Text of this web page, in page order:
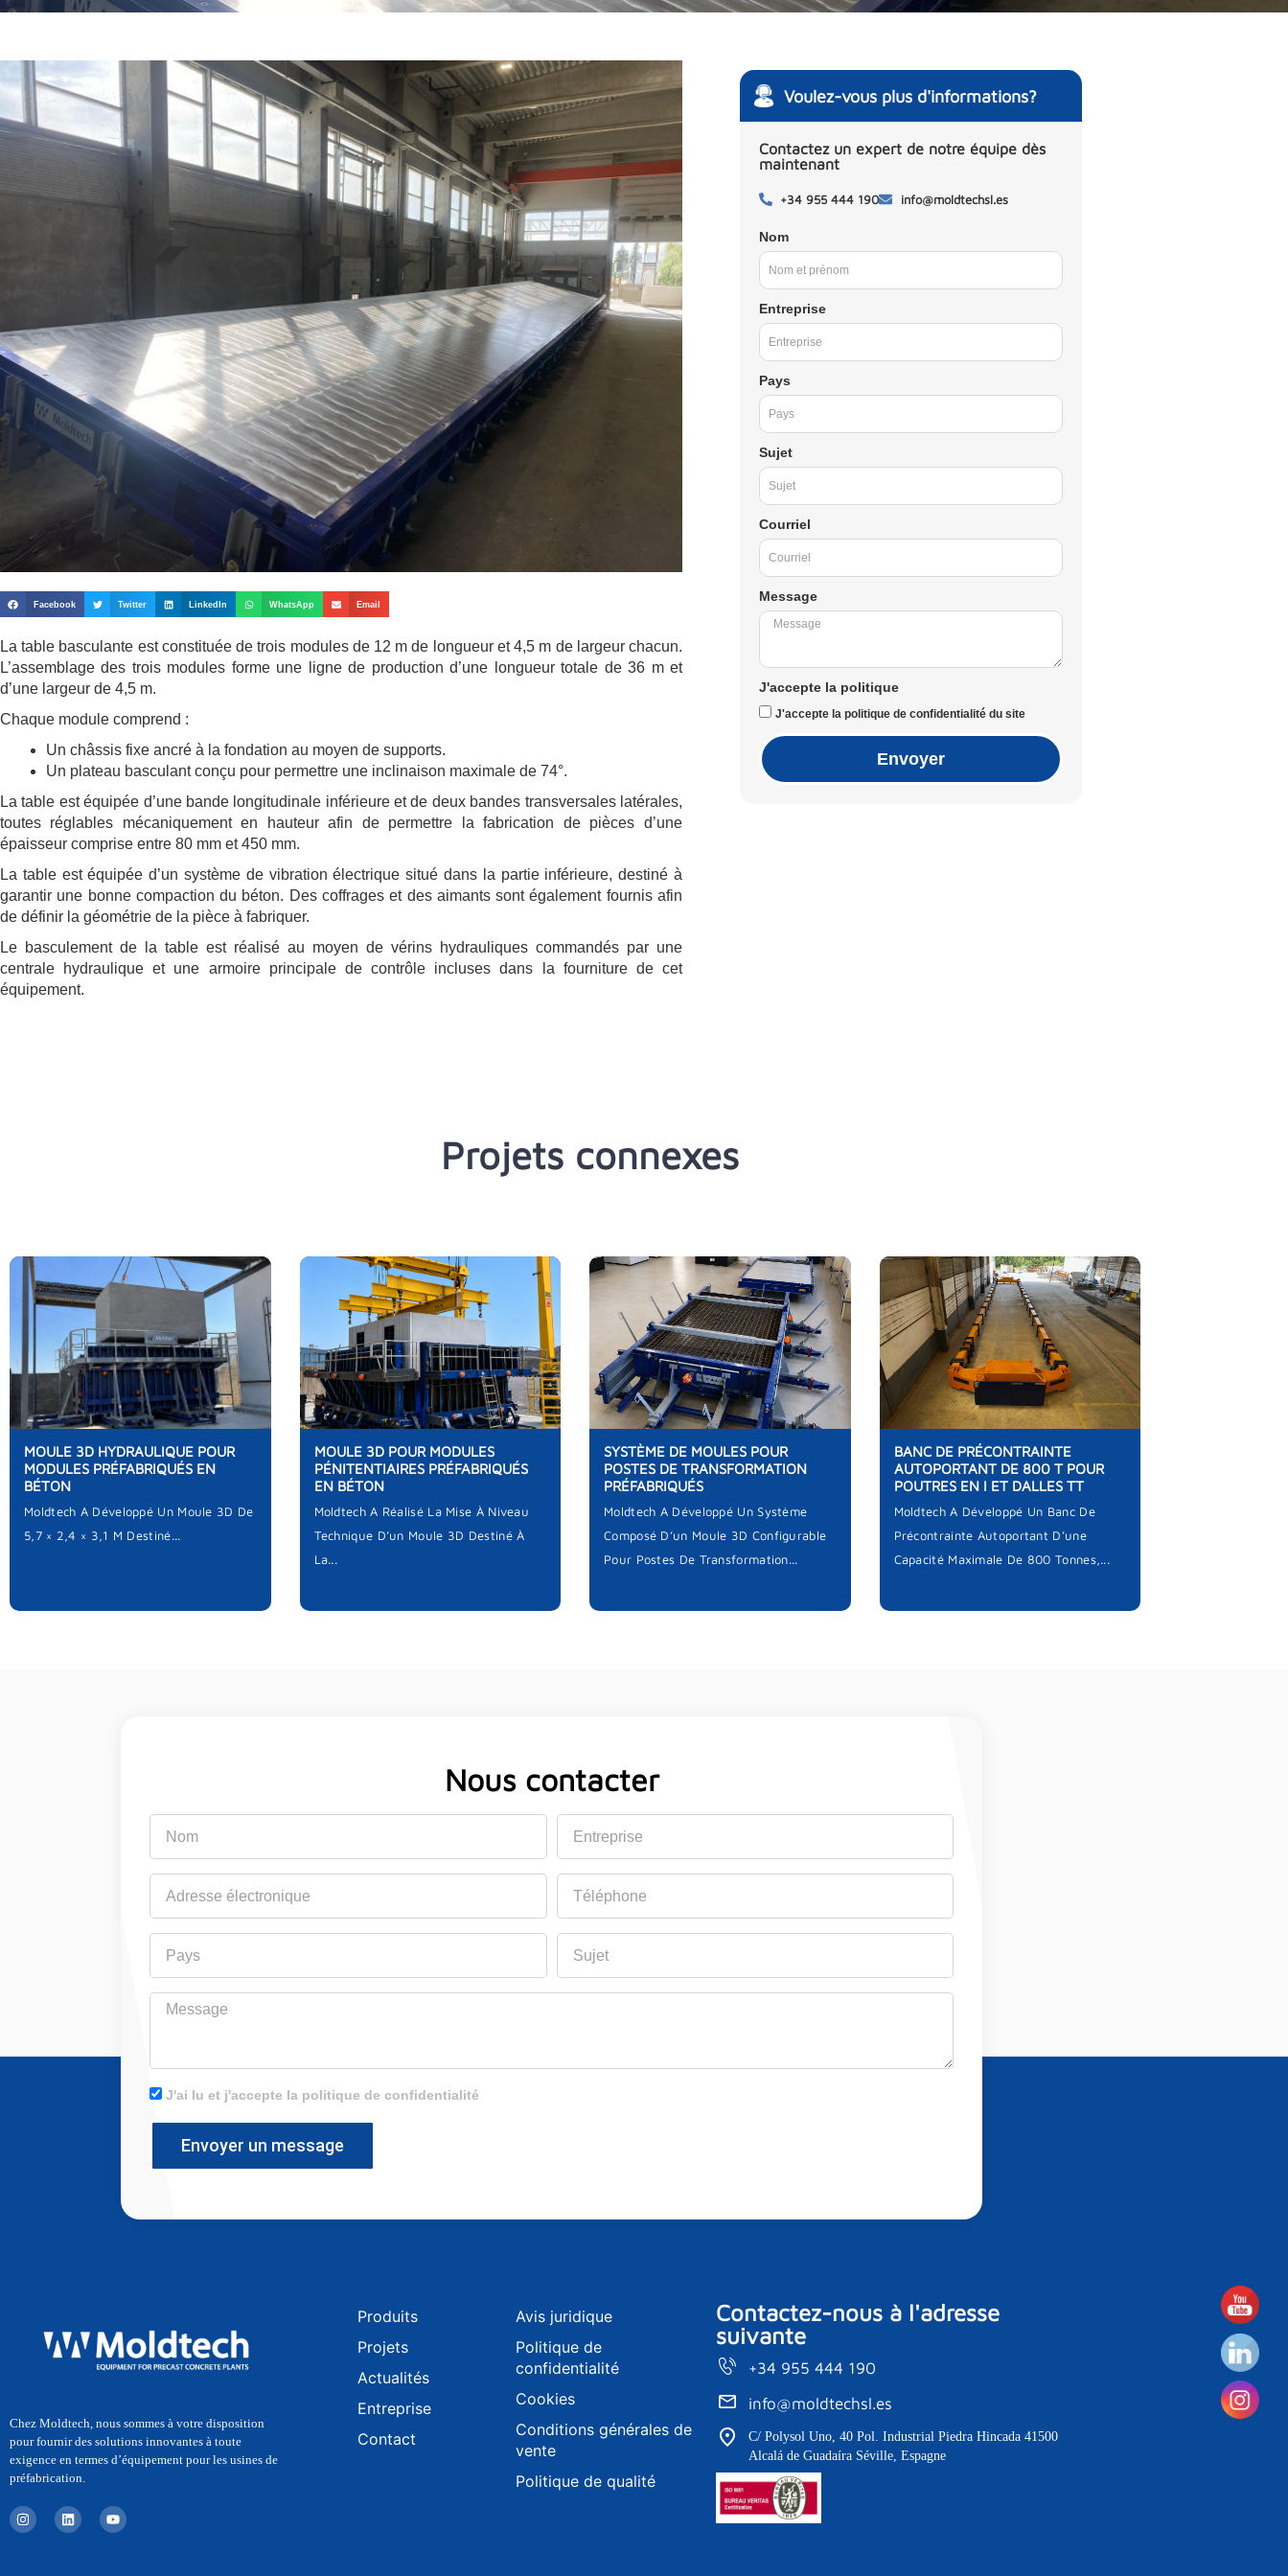
Facebook Twitter LinkedIn WhatsApp Email
La table basculante est constituée de trois modules de 12 m de longueur et 4,5 m de largeur chacun.
L’assemblage des trois modules forme une ligne de production d’une longueur totale de 36 m et
d’une largeur de 4,5 m.
Chaque module comprend :
Un châssis fixe ancré à la fondation au moyen de supports.
Un plateau basculant conçu pour permettre une inclinaison maximale de 74°.
La table est équipée d’une bande longitudinale inférieure et de deux bandes transversales latérales,
toutes réglables mécaniquement en hauteur afin de permettre la fabrication de pièces d’une
épaisseur comprise entre 80 mm et 450 mm.
La table est équipée d’un système de vibration électrique situé dans la partie inférieure, destiné à
garantir une bonne compaction du béton. Des coffrages et des aimants sont également fournis afin
de définir la géométrie de la pièce à fabriquer.
Le basculement de la table est réalisé au moyen de vérins hydrauliques commandés par une
centrale hydraulique et une armoire principale de contrôle incluses dans la fourniture de cet
équipement.
Voulez-vous plus d'informations?
Contactez un expert de notre équipe dès
maintenant
+34 955 444 190 info@moldtechsl.es
Nom
Entreprise
Pays
Sujet
Courriel
Message
J'accepte la politique
J'accepte la politique de confidentialité du site
Envoyer
Projets connexes
MOULE 3D HYDRAULIQUE POUR
MODULES PRÉFABRIQUÉS EN
BÉTON
Moldtech A Développé Un Moule 3D De
5,7 × 2,4 × 3,1 M Destiné...
MOULE 3D POUR MODULES
PÉNITENTIAIRES PRÉFABRIQUÉS
EN BÉTON
Moldtech A Réalisé La Mise À Niveau
Technique D’un Moule 3D Destiné À
La...
SYSTÈME DE MOULES POUR
POSTES DE TRANSFORMATION
PRÉFABRIQUÉS
Moldtech A Développé Un Système
Composé D’un Moule 3D Configurable
Pour Postes De Transformation...
BANC DE PRÉCONTRAINTE
AUTOPORTANT DE 800 T POUR
POUTRES EN I ET DALLES TT
Moldtech A Développé Un Banc De
Précontrainte Autoportant D’une
Capacité Maximale De 800 Tonnes,...
Nous contacter
électronique
Message
J'ai lu et j'accepte la politique de confidentialité
Envoyer un message
Chez Moldtech, nous sommes à votre disposition
pour fournir des solutions innovantes à toute
exigence en termes d’équipement pour les usines de
préfabrication.
I
n
s
L
i
n
Y
o
u
Produits
Projets
Actualités
Entreprise
Contact
Avis juridique
Politique de
confidentialité
Cookies
Conditions générales de
vente
Politique de qualité
Contactez-nous à l'adresse
suivante
+34 955 444 190
info@moldtechsl.es
C/ Polysol Uno, 40 Pol. Industrial Piedra Hincada 41500
Alcalá de Guadaíra Séville, Espagne